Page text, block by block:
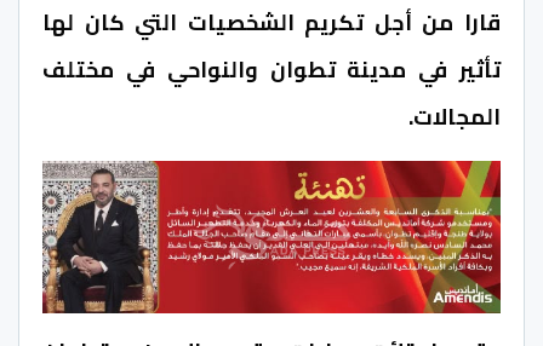
قارا من أجل تكريم الشخصيات التي كان لها
تأثير في مدينة تطوان والنواحي في مختلف
المجالات.